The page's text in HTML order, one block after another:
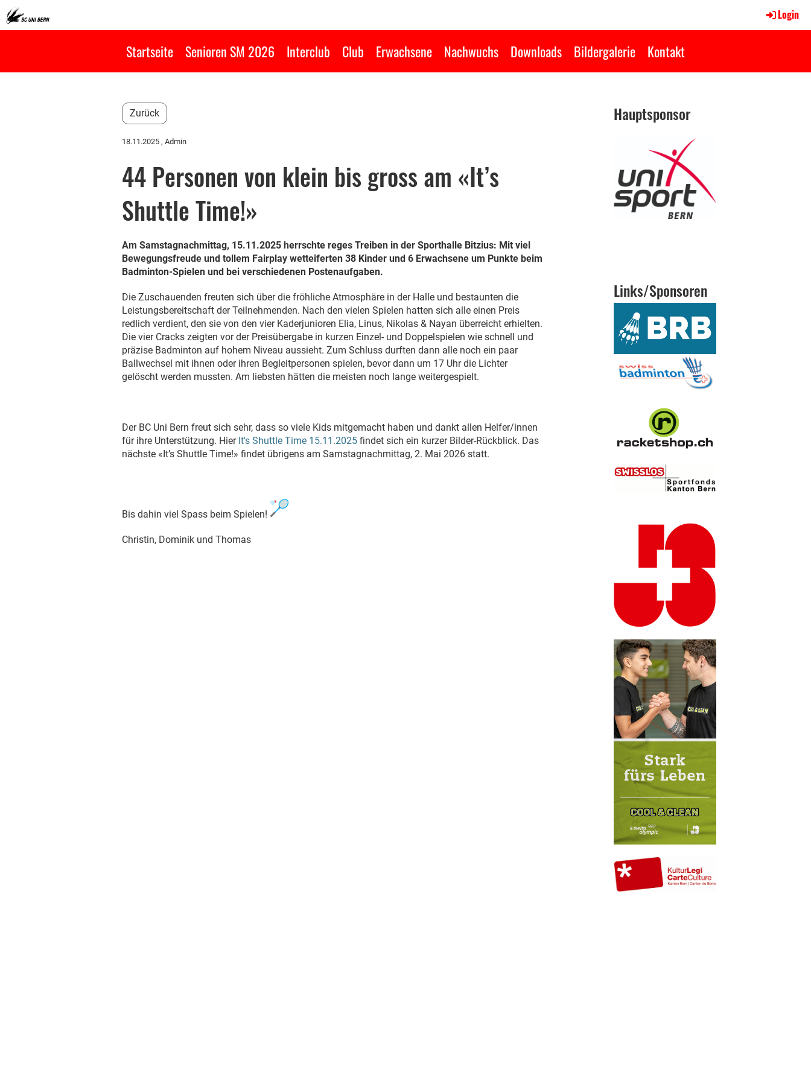
Login
Startseite Senioren SM 2026 Interclub Club Erwachsene Nachwuchs Downloads Bildergalerie Kontakt
Zurück
18.11.2025, Admin
44 Personen von klein bis gross am «It’s
Shuttle Time!»
Am Samstagnachmittag, 15.11.2025 herrschte reges Treiben in der Sporthalle Bitzius: Mit viel
Bewegungsfreude und tollem Fairplay wetteiferten 38 Kinder und 6 Erwachsene um Punkte beim
Badminton-Spielen und bei verschiedenen Postenaufgaben.
Die Zuschauenden freuten sich über die fröhliche Atmosphäre in der Halle und bestaunten die
Leistungsbereitschaft der Teilnehmenden. Nach den vielen Spielen hatten sich alle einen Preis
redlich verdient, den sie von den vier Kaderjunioren Elia, Linus, Nikolas & Nayan überreicht erhielten.
Die vier Cracks zeigten vor der Preisübergabe in kurzen Einzel- und Doppelspielen wie schnell und
präzise Badminton auf hohem Niveau aussieht. Zum Schluss durften dann alle noch ein paar
Ballwechsel mit ihnen oder ihren Begleitpersonen spielen, bevor dann um 17 Uhr die Lichter
gelöscht werden mussten. Am liebsten hätten die meisten noch lange weitergespielt.
Der BC Uni Bern freut sich sehr, dass so viele Kids mitgemacht haben und dankt allen Helfer/innen
für ihre Unterstützung. Hier It's Shuttle Time 15.11.2025findet sich ein kurzer Bilder-Rückblick. Das
nächste «It’s Shuttle Time!» findet übrigens am Samstagnachmittag, 2. Mai 2026 statt.
Bis dahin viel Spass beim Spielen!
Christin, Dominik und Thomas
Hauptsponsor
Links/Sponsoren